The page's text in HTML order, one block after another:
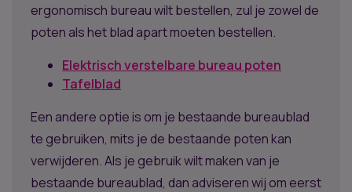
ergonomisch bureau wilt bestellen, zul je zowel de
poten als het blad apart moeten bestellen.
Elektrisch verstelbare bureau poten
Tafelblad
Een andere optie is om je bestaande bureaublad
te gebruiken, mits je de bestaande poten kan
verwijderen. Als je gebruik wilt maken van je
bestaande bureaublad, dan adviseren wij om eerst